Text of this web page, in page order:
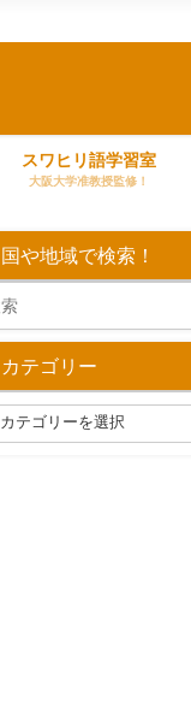
スワヒリ語学習室
大阪大学准教授監修！
国や地域で検索！
カテゴリー